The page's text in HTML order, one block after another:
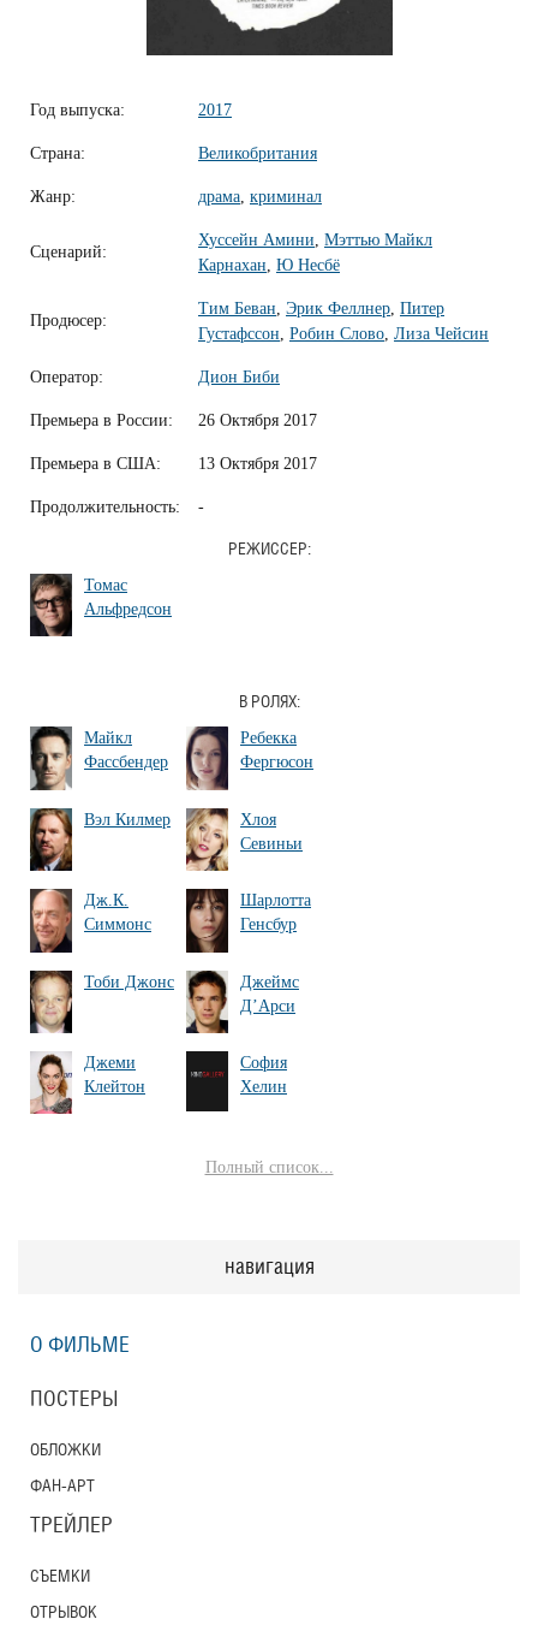
Год выпуска: 2017
Страна: Великобритания
Жанр: драма криминал
Сценарий:
Хуссейн Амини Мэттью Майкл
Карнахан Ю Несбё
Продюсер:
Тим Беван Эрик Феллнер Питер
Густафссон Робин Слово Лиза Чейсин
Оператор: Дион Биби
Премьера в России: 26 Октября 2017
Премьера в США: 13 Октября 2017
Продолжительность: -
РЕЖИССЕР:
Томас
Альфредсон
В РОЛЯХ:
Майкл
Фассбендер
Ребекка
Фергюсон
Вэл Килмер
Хлоя
Севиньи
Дж.К.
Симмонс
Шарлотта
Генсбур
Тоби Джонс
Джеймс
Д’Арси
Джеми
Клейтон
София
Хелин
Полный список...
навигация
О ФИЛЬМЕ
ПОСТЕРЫ
ОБЛОЖКИ
ФАН-АРТ
ТРЕЙЛЕР
СЪЕМКИ
ОТРЫВОК